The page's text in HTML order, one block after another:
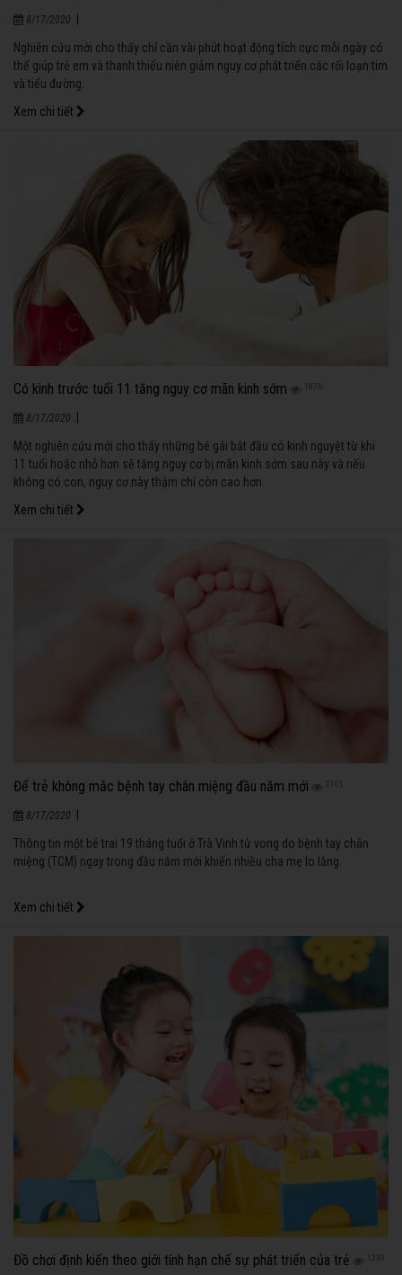
8/17/2020
Nghiên cứu mới cho thấy chỉ cần vài phút hoạt động tích cực mỗi ngày có
thể giúp trẻ em và thanh thiếu niên giảm nguy cơ phát triển các rối loạn tim
và tiểu đường.
Xem chi tiết
Có kinh trước tuổi 11 tăng nguy cơ mãn kinh sớm 1876
8/17/2020 |
Một nghiên cứu mới cho thấy những bé gái bắt đầu có kinh nguyệt từ khi
11 tuổi hoặc nhỏ hơn sẽ tăng nguy cơ bị mãn kinh sớm sau này và nếu
không có con, nguy cơ này thậm chí còn cao hơn.
Xem chi tiết
Để trẻ không mắc bệnh tay chân miệng đầu năm mới
8/17/2020
Thông tin một bé trai 19 tháng tuổi ở Trà Vinh tử vong do bệnh tay chân
miệng (TCM) ngay trong đầu năm mới khiến nhiều cha mẹ lo lắng.
Xem chi tiết
Đồ chơi định kiến theo giới tính hạn chế sự phát triển của trẻ 1230